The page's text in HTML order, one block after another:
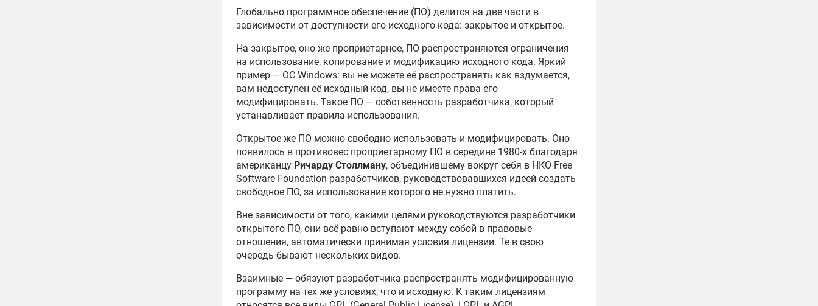
Глобально программное обеспечение (ПО) делится на две части в
зависимости от доступности его исходного кода: закрытое и открытое.
На закрытое, оно же проприетарное, ПО распространяются ограничения
на использование, копирование и модификацию исходного кода. Яркий
пример — ОС Windows: вы не можете её распространять как вздумается,
вам недоступен её исходный код, вы не имеете права его
модифицировать. Такое ПО — собственность разработчика, который
устанавливает правила использования.
Открытое же ПО можно свободно использовать и модифицировать. Оно
появилось в противовес проприетарному ПО в середине 1980-х благодаря
американцу Ричарду Столлману, объединившему вокруг себя в НКО Free
Software Foundation разработчиков, руководствовавшихся идеей создать
свободное ПО, за использование которого не нужно платить.
Вне зависимости от того, какими целями руководствуются разработчики
открытого ПО, они всё равно вступают между собой в правовые
отношения, автоматически принимая условия лицензии. Те в свою
очередь бывают нескольких видов.
Взаимные — обязуют разработчика распространять модифицированную
программу на тех же условиях, что и исходную. К таким лицензиям